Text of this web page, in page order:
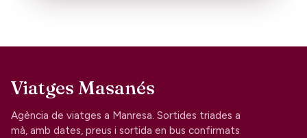
Viatges Masanés
Agència de viatges a Manresa. Sortides triades a
mà, amb dates, preus i sortida en bus confirmats